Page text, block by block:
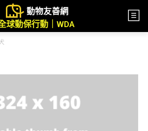
動物友善網
球動保行動｜WDA